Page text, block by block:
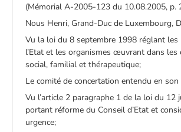
(Mémorial A-2005-123 du 10.08.2005, p.
Nous Henri, Grand-Duc de Luxembourg,
Vu la loi du 8 septembre 1998 réglant
l’Etat et les organismes œuvrant dans les
social, familial et thérapeutique;
Le comité de concertation entendu en son
Vu l’article 2 paragraphe 1 de la loi du 12
portant réforme du Conseil d’Etat et
urgence;